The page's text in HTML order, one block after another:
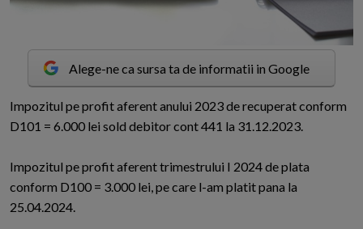
Alege-ne ca sursa ta de informatii in Google
Impozitul pe profit aferent anului 2023 de recuperat conform
D101 = 6.000 lei sold debitor cont 441 la 31.12.2023.
Impozitul pe profit aferent trimestrului I 2024 de plata
conform D100 = 3.000 lei, pe care l-am platit pana la
25.04.2024.